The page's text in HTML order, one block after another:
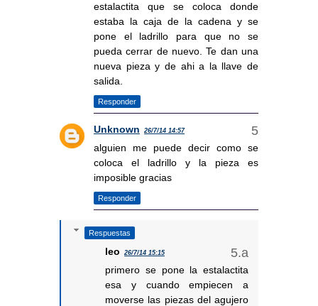
estalactita que se coloca donde
estaba la caja de la cadena y se
pone el ladrillo para que no se
pueda cerrar de nuevo. Te dan una
nueva pieza y de ahi a la llave de
salida.
Responder
Unknown 26/7/14 14:57
alguien me puede decir como se
coloca el ladrillo y la pieza es
imposible gracias
Responder
Respuestas
leo 26/7/14 15:15
primero se pone la estalactita
esa y cuando empiecen a
moverse las piezas del agujero